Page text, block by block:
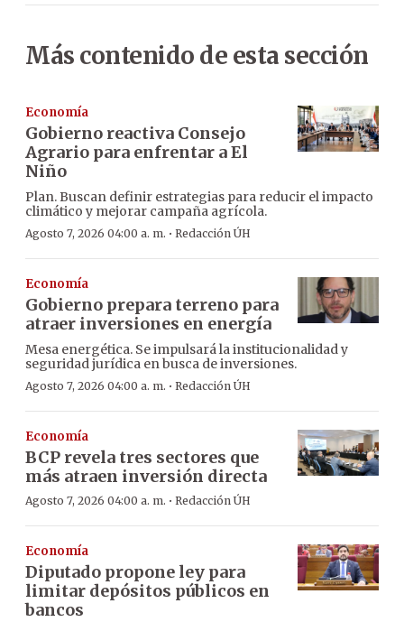
Más contenido de esta sección
Economía
Gobierno reactiva Consejo
Agrario para enfrentar a El
Niño
Plan. Buscan definir estrategias para reducir el impacto
climático y mejorar campaña agrícola.
Agosto 7, 2026 04:00 a. m. · Redacción ÚH
Economía
Gobierno prepara terreno para
atraer inversiones en energía
Mesa energética. Se impulsará la institucionalidad y
seguridad jurídica en busca de inversiones.
Agosto 7, 2026 04:00 a. m. · Redacción ÚH
Economía
BCP revela tres sectores que
más atraen inversión directa
Agosto 7, 2026 04:00 a. m. · Redacción ÚH
Economía
Diputado propone ley para
limitar depósitos públicos en
bancos